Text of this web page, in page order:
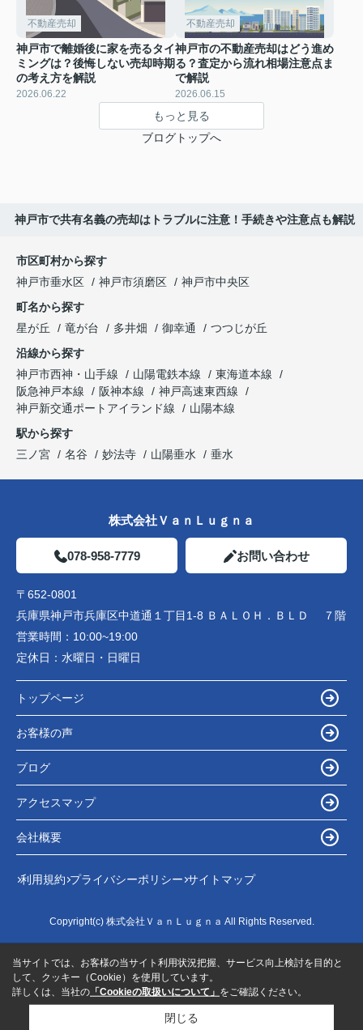
不動産売却
神戸市で離婚後に家を売るタイ
ミングは？後悔しない売却時期
の考え方を解説
2026.06.22
不動産売却
神戸市の不動産売却はどう進め
る？査定から流れ相場注意点ま
で解説
2026.06.15
もっと見る
ブログトップへ
神戸市で共有名義の売却はトラブルに注意！手続きや注意点も解説
市区町村から探す
神戸市垂水区
神戸市須磨区
神戸市中央区
町名から探す
星が丘
竜が台 多井畑 御幸通
つつじが丘
沿線から探す
神戸市西神・山手線
山陽電鉄本線
東海道本線
阪急神戸本線
阪神本線
神戸高速東西線
神戸新交通ポートアイランド線
山陽本線
駅から探す
三ノ宮
名谷 妙法寺 山陽垂水 垂水
株式会社ＶａｎＬｕｇｎａ
078-958-7779 お問い合わせ
〒652-0801
兵庫県神戸市兵庫区中道通１丁目1-8 ＢＡＬＯＨ．ＢＬＤ ７階
営業時間： 10:00~19:00
定休日： 水曜日・日曜日
トップページ
お客様の声
ブログ
アクセスマップ
会社概要
利用規約 プライバシーポリシー サイトマップ
Copyright(c) 株式会社ＶａｎＬｕｇｎａ All Rights Reserved.
当サイトでは、お客様の当サイト利用状況把握、サービス向上検討を目的と
して、クッキー（Cookie）を使用しています。
詳しくは、当社の 「Cookieの取扱いについて」 をご確認ください。
閉じる